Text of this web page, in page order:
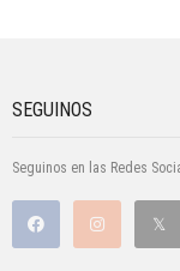
SEGUINOS
Seguinos en las Redes